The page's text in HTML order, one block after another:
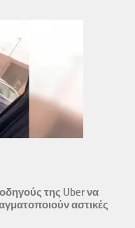
της Uber να
αστικές